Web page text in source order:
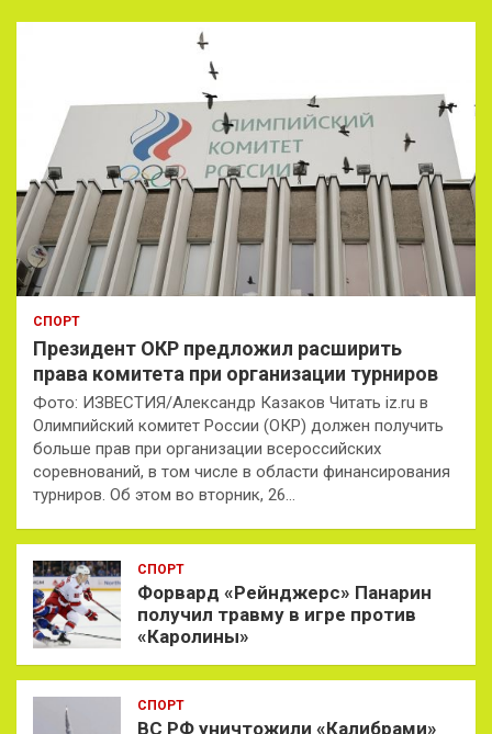
СПОРТ
Президент ОКР предложил расширить
права комитета при организации турниров
Фото: ИЗВЕСТИЯ/Александр Казаков Читать iz.ru в
Олимпийский комитет России (ОКР) должен получить
больше прав при организации всероссийских
соревнований, в том числе в области финансирования
турниров. Об этом во вторник, 26…
СПОРТ
Форвард «Рейнджерс» Панарин
получил травму в игре против
«Каролины»
СПОРТ
ВС РФ уничтожили «Калибрами»